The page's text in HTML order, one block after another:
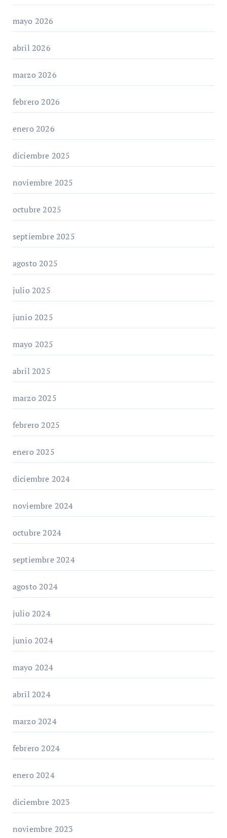
mayo 2026
abril 2026
marzo 2026
febrero 2026
enero 2026
diciembre 2025
noviembre 2025
octubre 2025
septiembre 2025
agosto 2025
julio 2025
junio 2025
mayo 2025
abril 2025
marzo 2025
febrero 2025
enero 2025
diciembre 2024
noviembre 2024
octubre 2024
septiembre 2024
agosto 2024
julio 2024
junio 2024
mayo 2024
abril 2024
marzo 2024
febrero 2024
enero 2024
diciembre 2023
noviembre 2023